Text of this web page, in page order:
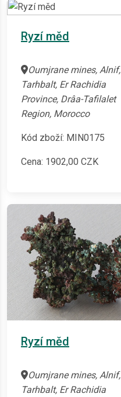
Ryzí měd
Oumjrane mines, Alnif,
Tarhbalt, Er Rachidia
Province, Drâa-Tafilalet
Region, Morocco
Kód zboží: MIN0175
Cena: 1902,00 CZK
Ryzí měd
Oumjrane mines, Alnif,
Tarhbalt, Er Rachidia